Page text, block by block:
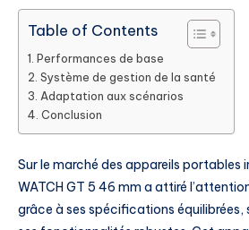
Table of Contents
Performances de base
Système de gestion de la santé
Adaptation aux scénarios
Conclusion
Sur le marché des appareils portables
WATCH GT 5 46 mm a attiré
grâce à ses spécifications